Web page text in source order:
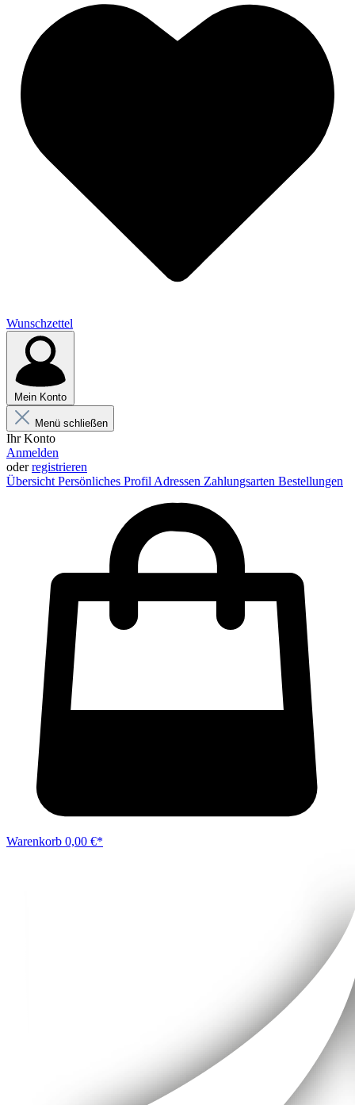
Wunschzettel
Mein Konto
Menü schließen
Ihr Konto
Anmelden
oderregistrieren
Übersicht Persönliches Profil Adressen Zahlungsarten Bestellungen
Warenkorb 0,00 €*